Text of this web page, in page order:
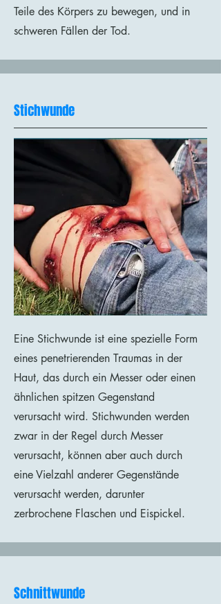
Teile des Körpers zu bewegen, und in
schweren Fällen der Tod.
Stichwunde
Eine Stichwunde ist eine spezielle Form
eines penetrierenden Traumas in der
Haut, das durch ein Messer oder einen
ähnlichen spitzen Gegenstand
verursacht wird. Stichwunden werden
zwar in der Regel durch Messer
verursacht, können aber auch durch
eine Vielzahl anderer Gegenstände
verursacht werden, darunter
zerbrochene Flaschen und Eispickel.
Schnittwunde